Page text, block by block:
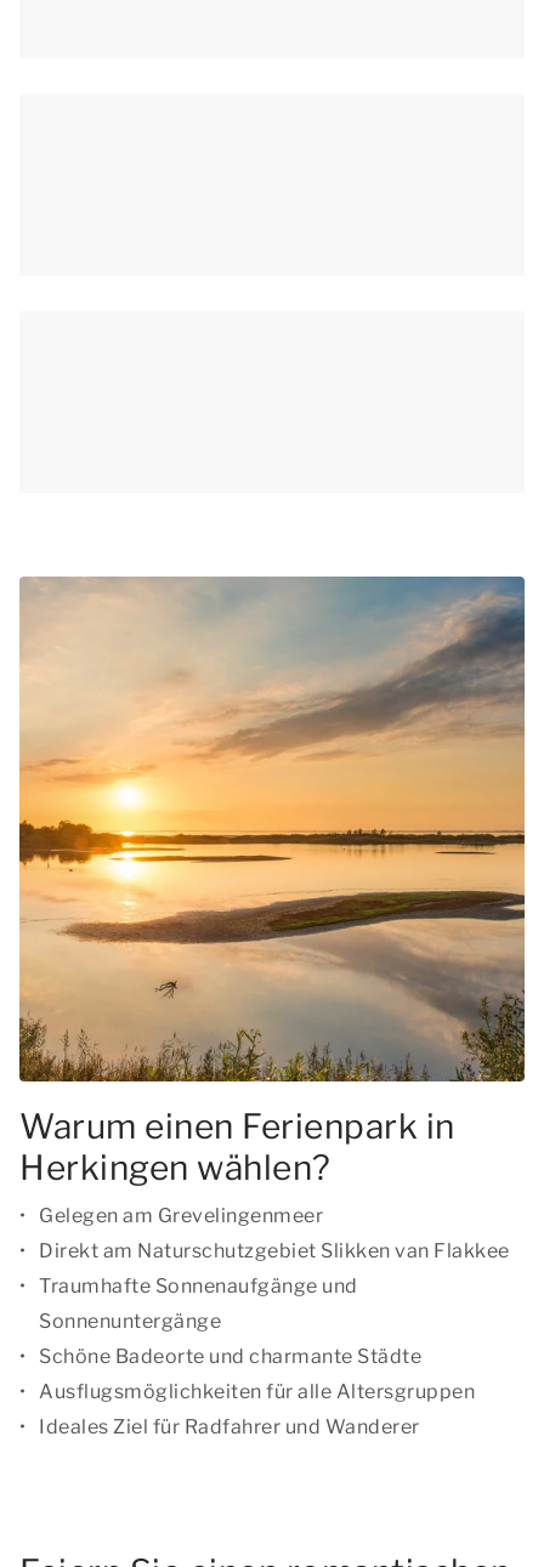
Warum einen Ferienpark in
Herkingen wählen?
Gelegen am Grevelingenmeer
Direkt am Naturschutzgebiet Slikken van Flakkee
Traumhafte Sonnenaufgänge und
Sonnenuntergänge
Schöne Badeorte und charmante Städte
Ausflugsmöglichkeiten für alle Altersgruppen
Ideales Ziel für Radfahrer und Wanderer